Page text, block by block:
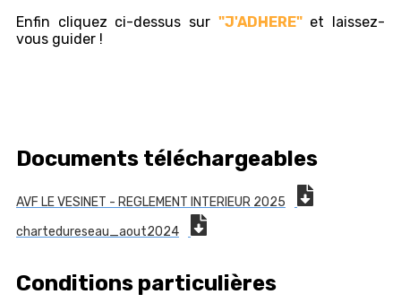
Enfin cliquez ci-dessus sur "J'ADHERE"et laissez-
vous guider !
Documents téléchargeables
AVF LE VESINET - REGLEMENT INTERIEUR 2025
chartedureseau_aout2024
Conditions particulières